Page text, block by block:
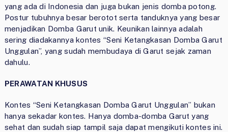
yang ada di Indonesia dan juga bukan jenis domba potong.
Postur tubuhnya besar berotot serta tanduknya yang besar
menjadikan Domba Garut unik. Keunikan lainnya adalah
sering diadakannya kontes “Seni Ketangkasan Domba Garut
Unggulan”, yang sudah membudaya di Garut sejak zaman
dahulu.
PERAWATAN KHUSUS
Kontes “Seni Ketangkasan Domba Garut Unggulan” bukan
hanya sekadar kontes. Hanya domba-domba Garut yang
sehat dan sudah siap tampil saja dapat mengikuti kontes ini.